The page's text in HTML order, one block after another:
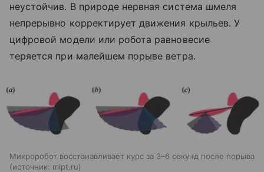
неустойчив. В природе нервная система шмеля
непрерывно корректирует движения крыльев. У
цифровой модели или робота равновесие
теряется при малейшем порыве ветра.
Микроробот восстанавливает курс за 3–6 секунд после порыва
источник: mipt.ru